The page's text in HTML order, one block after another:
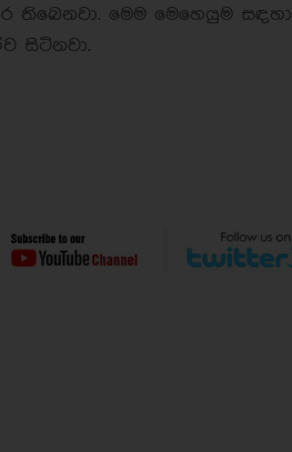
තිබෙනවා. මෙම මෙහෙයුම සඳහා
සිටිනවා.